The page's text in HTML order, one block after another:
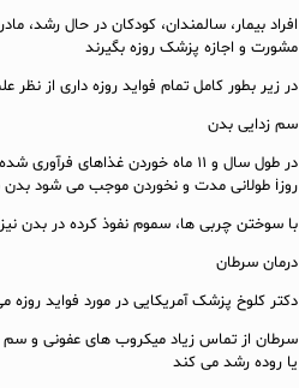
افراد بیمار، سالمندان، کودکان در حال رشد،
مشورت و اجازه پزشک روزه بگیرند
در زیر بطور کامل تمام فواید روزه داری از نظر
سم زدایی بدن
در طول سال و ۱۱ ماه خوردن
روزi طولانی مدت و نخوردن موجب می شود بدن برای انرژی خود از چربی های ذخیره شده استفاده کنید
با سوختن چربی ها، سموم نفوذ کرده در بدن
درمان سرطان
دکتر کلوخ پزشک آمریکایی در مورد فواید روزه
یا روده رشد می کند